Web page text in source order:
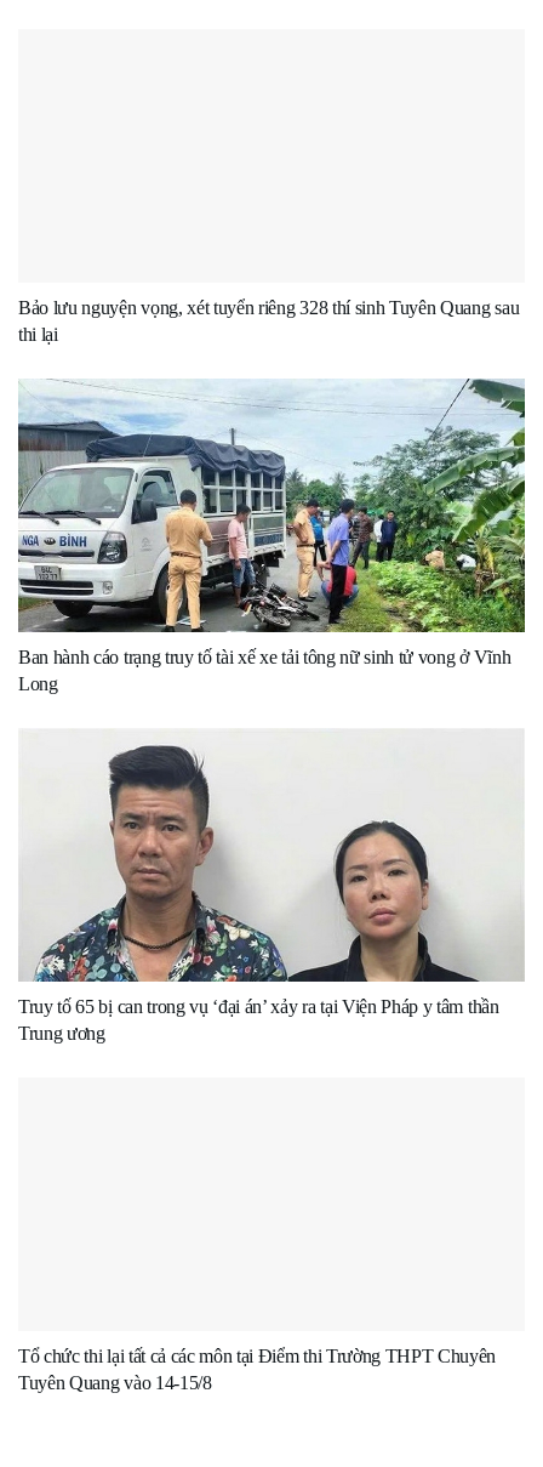
Bảo lưu nguyện vọng, xét tuyển riêng 328 thí sinh Tuyên Quang sau
thi lại
Ban hành cáo trạng truy tố tài xế xe tải tông nữ sinh tử vong ở Vĩnh
Long
Truy tố 65 bị can trong vụ ‘đại án’ xảy ra tại Viện Pháp y tâm thần
Trung ương
Tổ chức thi lại tất cả các môn tại Điểm thi Trường THPT Chuyên
Tuyên Quang vào 14-15/8